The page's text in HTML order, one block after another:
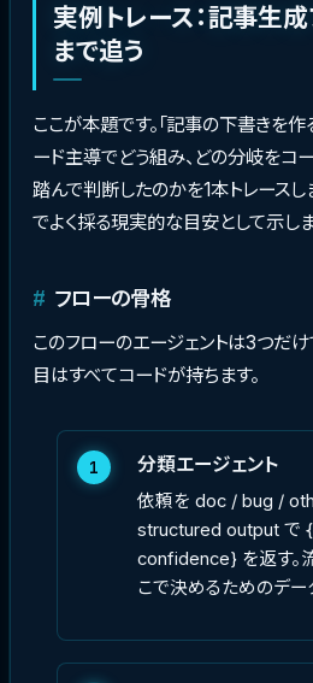
実例トレース：記事生
まで追う
ここが本題です。「記事の下書きを作
ード主導でどう組み、どの分岐をコ
踏んで判断したのかを1本トレースし
でよく採る現実的な目安として示しま
フローの骨格
このフローのエージェントは3つだけ
目はすべてコードが持ちます。
1 分類エージェント
依頼を doc / bug /
structured output で
confidence} を返す。
こで決めるためのデー